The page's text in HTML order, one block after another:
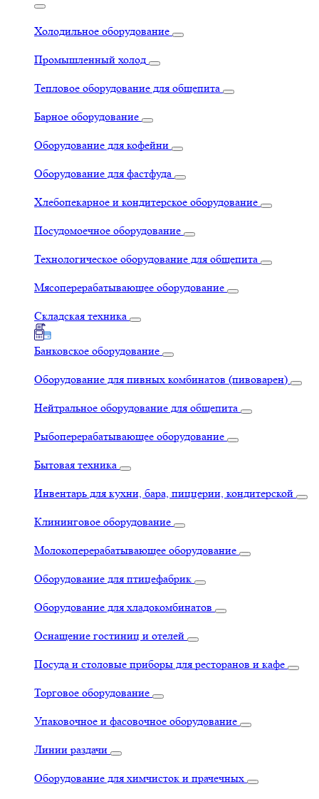
Холодильное оборудование
Промышленный холод
Тепловое оборудование для общепита
Барное оборудование
Оборудование для кофейни
Оборудование для фастфуда
Хлебопекарное и кондитерское оборудование
Посудомоечное оборудование
Технологическое оборудование для общепита
Мясоперерабатывающее оборудование
Складская техника
Банковское оборудование
Оборудование для пивных комбинатов (пивоварен)
Нейтральное оборудование для общепита
Рыбоперерабатывающее оборудование
Бытовая техника
Инвентарь для кухни, бара, пиццерии, кондитерской
Клининговое оборудование
Молокоперерабатывающее оборудование
Оборудование для птицефабрик
Оборудование для хладокомбинатов
Оснащение гостиниц и отелей
Посуда и столовые приборы для ресторанов и кафе
Торговое оборудование
Упаковочное и фасовочное оборудование
Линии раздачи
Оборудование для химчисток и прачечных